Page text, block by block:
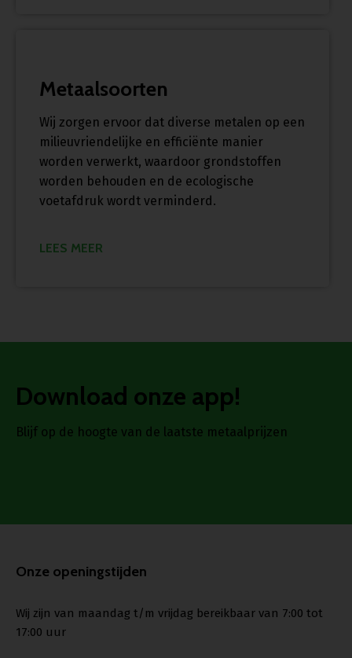
Metaalsoorten
Wij zorgen ervoor dat diverse metalen op een
milieuvriendelijke en efficiënte manier
worden verwerkt, waardoor grondstoffen
worden behouden en de ecologische
voetafdruk wordt verminderd.
LEES MEER
Download onze app!
Blijf op de hoogte van de laatste metaalprijzen
Onze openingstijden
Wij zijn van maandag t/m vrijdag bereikbaar van 7:00 tot
17:00 uur